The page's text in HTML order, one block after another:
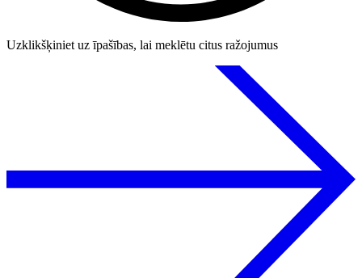
Uzklikšķiniet uz īpašības, lai meklētu citus ražojumus